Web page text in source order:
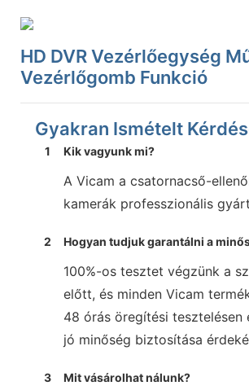
HD DVR Vezérlőegység
Vezérlőgomb Funkció
Gyakran Ismételt
1 Kik vagyunk mi?
A Vicam a csatornacső-
kamerák professzionális
2 Hogyan tudjuk garantálni a
100%-os tesztet végzünk a
előtt, és minden Vicam
48 órás öregítési tesztelésen
jó minőség biztosítása
3 Mit vásárolhat nálunk?